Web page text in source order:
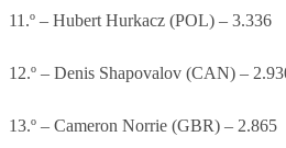
11.º – Hubert Hurkacz (POL) – 3.336
12.º – Denis Shapovalov (CAN) –
13.º – Cameron Norrie (GBR) – 2.865